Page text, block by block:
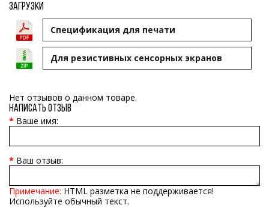
Загрузки
Cпецификация для печати
Для резистивных сенсорных экранов
Нет отзывов о данном товаре.
Написать отзыв
Ваше имя:
Ваш отзыв:
Примечание: HTML разметка не поддерживается!
Используйте обычный текст.